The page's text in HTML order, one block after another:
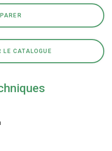
LE CATALOGUE